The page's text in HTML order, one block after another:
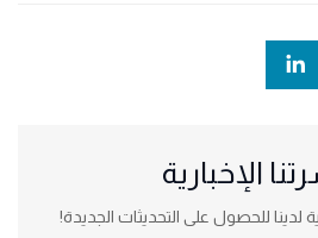
الإخبارية
لدينا للحصول على التحديثات الجديدة!